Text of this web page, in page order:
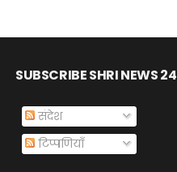
SUBSCRIBE SHRI NEWS 24
संदेश
टिप्पणियाँ